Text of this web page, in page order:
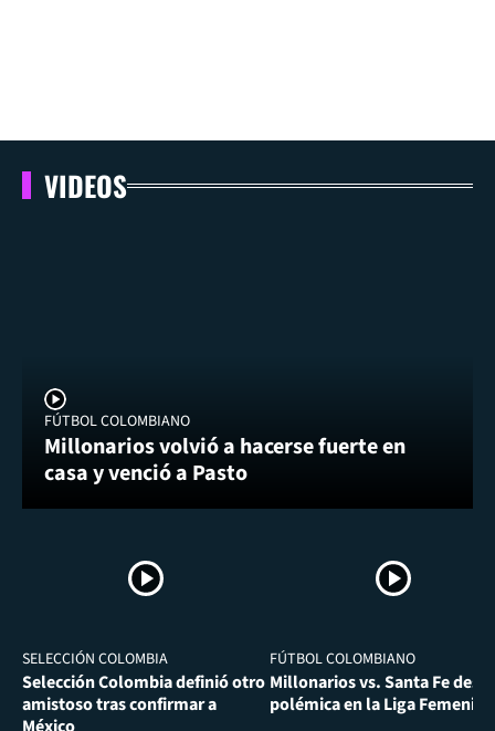
VIDEOS
FÚTBOL COLOMBIANO
Millonarios volvió a hacerse fuerte en
casa y venció a Pasto
SELECCIÓN COLOMBIA
Selección Colombia definió otro
amistoso tras confirmar a
FÚTBOL COLOMBIANO
Millonarios vs. Santa Fe
polémica en la Liga Femenina